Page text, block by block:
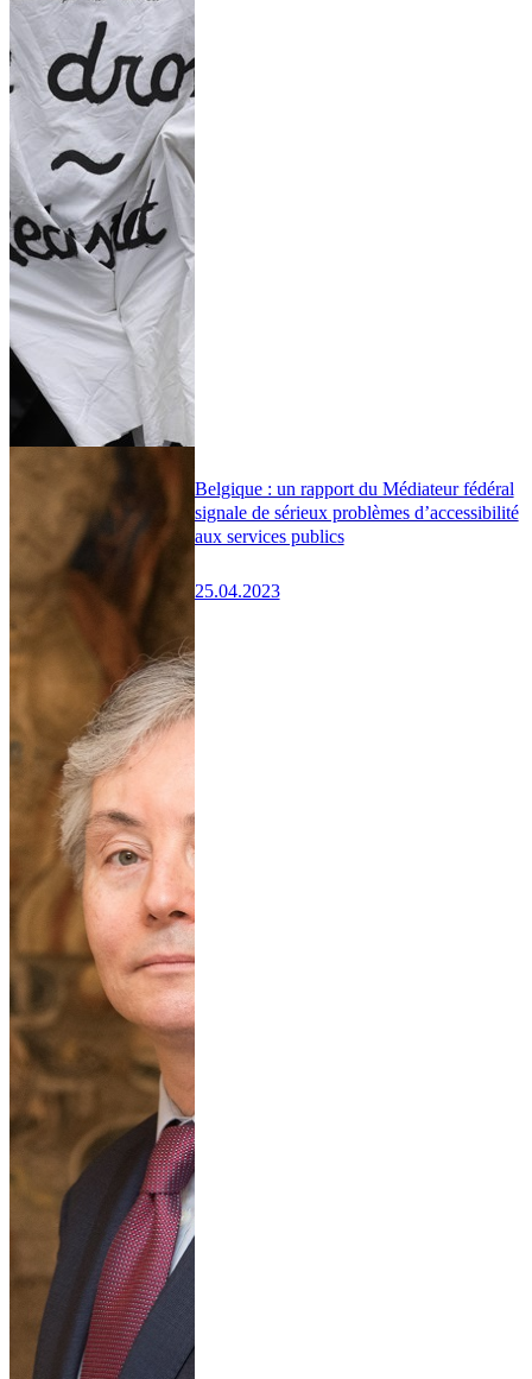
Belgique : un rapport du Médiateur fédéral
signale de sérieux problèmes d’accessibilité
aux services publics
25.04.2023